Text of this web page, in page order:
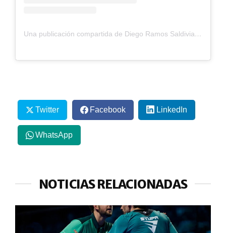
Una publicación compartida de Diego Ramos Saldivia (@diegochuy11)
Twitter Facebook LinkedIn
WhatsApp
NOTICIAS RELACIONADAS